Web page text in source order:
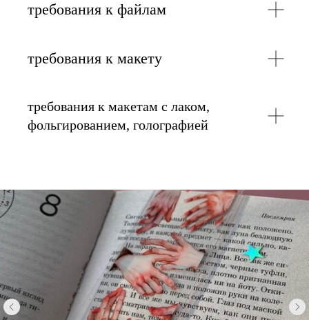
требования к файлам
требования к макету
требования к макетам с лаком,
фольгированием, голографией